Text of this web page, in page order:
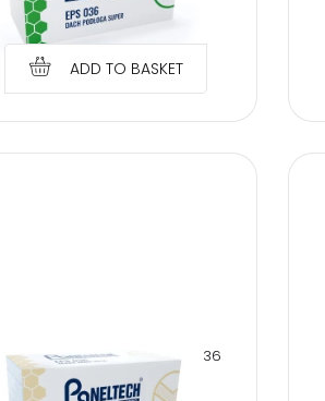
€3.14
ADD TO BASKET
PANELTECH POLYSTYRENE EPS 036
10 CM TERRA AQUA BASE